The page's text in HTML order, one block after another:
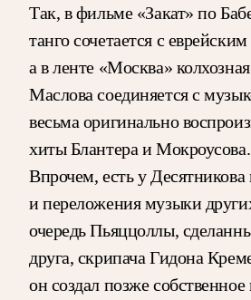
Так, в фильме «Закат» по
танго сочетается с
а в ленте «Москва»
Маслова соединяется с
весьма оригинально
хиты Блантера и Мокроусова.
Впрочем, есть у
и переложения музыки
очередь Пьяццоллы,
друга, скрипача Гидона
он создал позже собственное